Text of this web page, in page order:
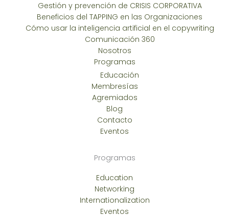
Gestión y prevención de CRISIS CORPORATIVA
Beneficios del TAPPING en las Organizaciones
Cómo usar la inteligencia artificial en el copywriting
Comunicación 360
Nosotros
Programas
Educación
Membresías
Agremiados
Blog
Contacto
Eventos
Programas
Education
Networking
Internationalization
Eventos